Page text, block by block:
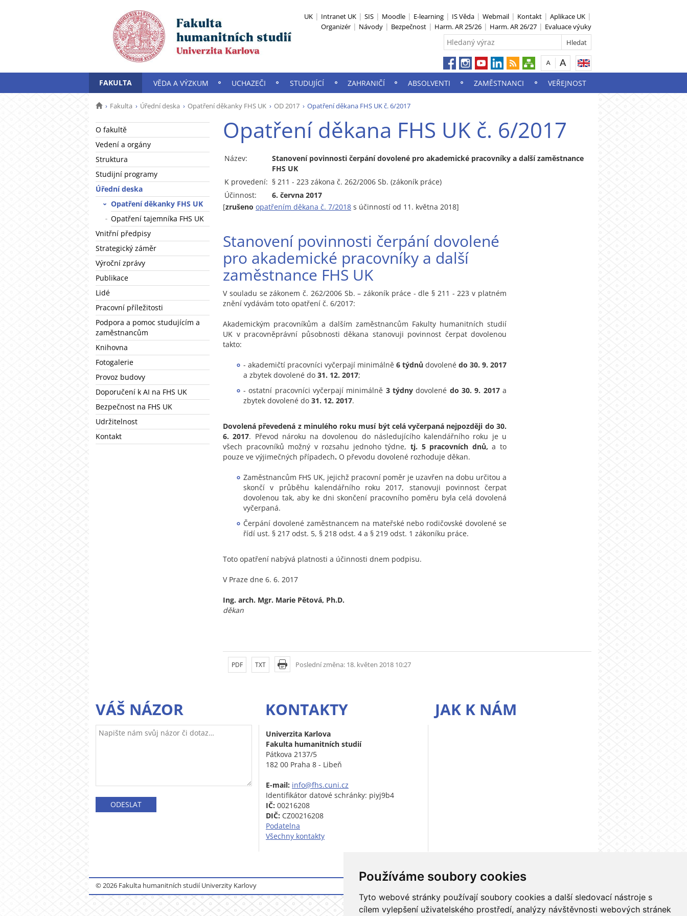
Používáme soubory cookies
Tyto webové stránky používají soubory cookies a další sledovací nástroje s
cílem vylepšení uživatelského prostředí, analýzy návštěvnosti webových stránek
UK Intranet UK SIS Moodle E-learning IS Věda Webmail Kontakt
Aplikace UK
Organizér
Návody Bezpečnost Harm. AR 25/26 Harm. AR 26/27 Evaluace výuky
FAKULTA VĚDA A VÝZKUM UCHAZEČI STUDUJÍCÍ ZAHRANIČÍ ABSOLVENTI ZAMĚSTNANCI VEŘEJNOST
Fakulta Úřední deska Opatření děkanky FHS UK OD 2017 Opatření děkana FHS UK č. 6/2017
O fakultě
Vedení a orgány
Struktura
Studijní programy
Úřední deska
Opatření děkanky FHS UK
Opatření tajemníka FHS UK
Vnitřní předpisy
Strategický záměr
Výroční zprávy
Publikace
Lidé
Pracovní příležitosti
Podpora a pomoc studujícím a
zaměstnancům
Knihovna
Fotogalerie
Provoz budovy
Doporučení k AI na FHS UK
Bezpečnost na FHS UK
Udržitelnost
Kontakt
Opatření děkana FHS UK č. 6/2017
Název:
Stanovení povinnosti čerpání dovolené pro akademické pracovníky a další zaměstnance
FHS UK
K provedení: § 211 - 223 zákona č. 262/2006 Sb. (zákoník práce)
Účinnost:
6. června 2017
[zrušeno opatřením děkana č. 7/2018 s účinností od 11. května 2018]
Stanovení povinnosti čerpání dovolené
pro akademické pracovníky a další
zaměstnance FHS UK
V souladu se zákonem č. 262/2006 Sb. – zákoník práce - dle § 211 - 223 v platném
znění vydávám toto opatření č. 6/2017:
Akademickým pracovníkům a dalším zaměstnancům Fakulty humanitních studií
UK v pracovněprávní působnosti děkana stanovuji povinnost čerpat dovolenou
takto:
- akademičtí pracovníci vyčerpají minimálně 6 týdnů dovolené do 30. 9. 2017
a zbytek dovolené do 31. 12. 2017;
- ostatní pracovníci vyčerpají minimálně 3 týdnydovolené do 30. 9. 2017a
zbytek dovolené do 31. 12. 2017.
Dovolená převedená z minulého roku musí být celá vyčerpaná nejpozději do 30.
6. 2017. Převod nároku na dovolenou do následujícího kalendářního roku je u
všech pracovníků možný v rozsahu jednoho týdne,tj. 5 pracovních dnů,a to
pouze ve výjimečných případech. O převodu dovolené rozhoduje děkan.
Zaměstnancům FHS UK, jejichž pracovní poměr je uzavřen na dobu určitou a
skončí v průběhu kalendářního roku 2017, stanovuji povinnost čerpat
dovolenou tak, aby ke dni skončení pracovního poměru byla celá dovolená
vyčerpaná.
Čerpání dovolené zaměstnancem na mateřské nebo rodičovské dovolené se
řídí ust. § 217 odst. 5, § 218 odst. 4 a § 219 odst. 1 zákoníku práce.
Toto opatření nabývá platnosti a účinnosti dnem podpisu.
V Praze dne 6. 6. 2017
Ing. arch. Mgr. Marie Pětová, Ph.D.
děkan
Poslední změna: 18. květen 2018 10:27
PDF TXT
VÁŠ NÁZOR KONTAKTY
Univerzita Karlova
Fakulta humanitních studií
Pátkova 2137/5
182 00 Praha 8 - Libeň
E-mail: info@fhs.cuni.cz
Identifikátor datové schránky: piyj9b4
IČ: 00216208
DIČ: CZ00216208
Podatelna
Všechny kontakty
JAK K NÁM
© 2026 Fakulta humanitních studií Univerzity Karlovy Přihlášení do informačního systému UK